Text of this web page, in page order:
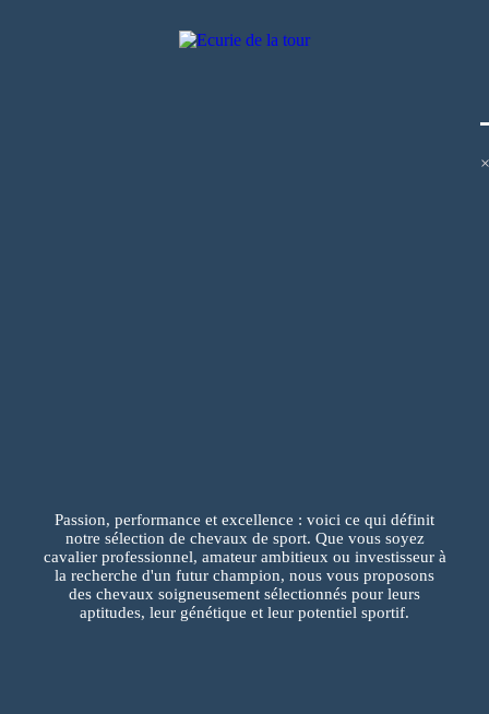
×
Passion, performance et excellence : voici ce qui définit
notre sélection de chevaux de sport. Que vous soyez
cavalier professionnel, amateur ambitieux ou investisseur à
la recherche d'un futur champion, nous vous proposons
des chevaux soigneusement sélectionnés pour leurs
aptitudes, leur génétique et leur potentiel sportif.